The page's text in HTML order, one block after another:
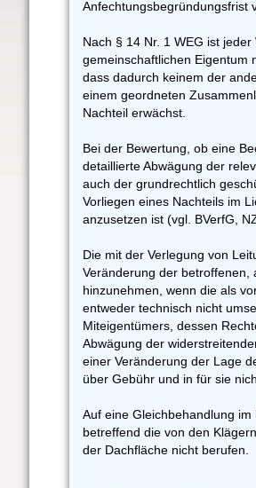
Anfechtungsbegründungsfrist
Nach § 14 Nr. 1 WEG ist
gemeinschaftlichen Eigentum
dass dadurch keinem der
einem geordneten
Nachteil erwächst.
Bei der Bewertung, ob eine
detaillierte Abwägung der
auch der grundrechtlich
Vorliegen eines Nachteils im
anzusetzen ist (vgl. BVerfG,
Die mit der Verlegung von
Veränderung der betroffenen,
hinzunehmen, wenn die als
entweder technisch nicht
Miteigentümers, dessen
Abwägung der
einer Veränderung der Lage
über Gebühr und in für sie
Auf eine Gleichbehandlung
betreffend die von den
der Dachfläche nicht berufen.